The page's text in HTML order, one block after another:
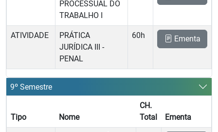
PROCESSUAL DO
TRABALHO I
ATIVIDADE
PRÁTICA
JURÍDICA III -
PENAL
60h Ementa
9º Semestre
Tipo Nome
CH.
Total
Ementa